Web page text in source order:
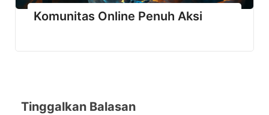
Komunitas Online Penuh Aksi
Tinggalkan Balasan